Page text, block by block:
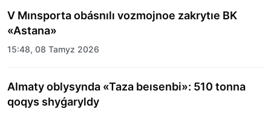
V Mınsporta obásnılı vozmojnoe zakrytıe BK
«Astana»
15:48, 08 Tamyz 2026
Almaty oblysynda «Taza beısenbi»: 510 tonna
qoqys shyǵaryldy